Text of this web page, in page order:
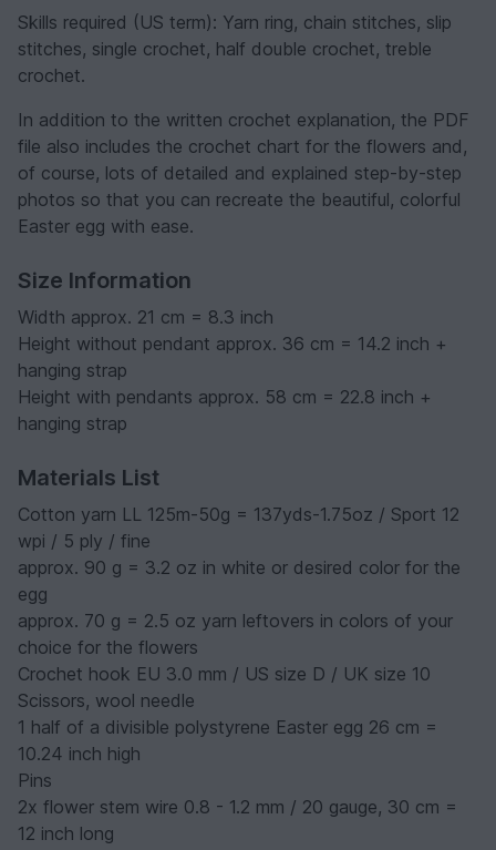
Skills required (US term): Yarn ring, chain stitches, slip
stitches, single crochet, half double crochet, treble
crochet.
In addition to the written crochet explanation, the PDF
file also includes the crochet chart for the flowers and,
of course, lots of detailed and explained step-by-step
photos so that you can recreate the beautiful, colorful
Easter egg with ease.
Size Information
Width approx. 21 cm = 8.3 inch
Height without pendant approx. 36 cm = 14.2 inch +
hanging strap
Height with pendants approx. 58 cm = 22.8 inch +
hanging strap
Materials List
Cotton yarn LL 125m-50g = 137yds-1.75oz / Sport 12
wpi / 5 ply / fine
approx. 90 g = 3.2 oz in white or desired color for the
egg
approx. 70 g = 2.5 oz yarn leftovers in colors of your
choice for the flowers
Crochet hook EU 3.0 mm / US size D / UK size 10
Scissors, wool needle
1 half of a divisible polystyrene Easter egg 26 cm =
10.24 inch high
Pins
2x flower stem wire 0.8 - 1.2 mm / 20 gauge, 30 cm =
12 inch long